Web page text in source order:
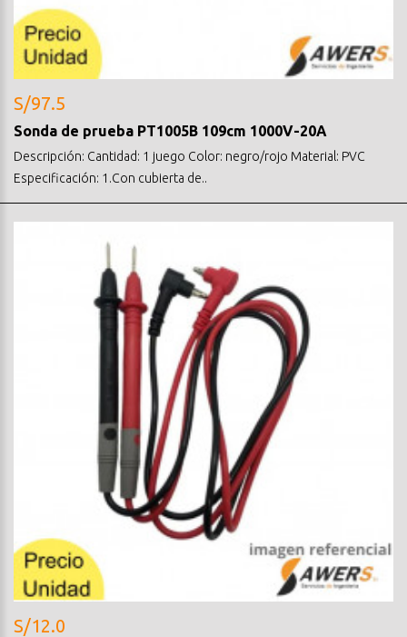
S/97.5
Sonda de prueba PT1005B 109cm 1000V-20A
Descripción: Cantidad: 1 juego Color: negro/rojo Material: PVC
Especificación: 1.Con cubierta de..
S/12.0